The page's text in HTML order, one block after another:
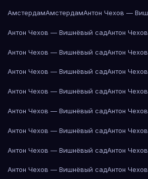
АмстердамАмстердамАнтон Чехов —
Антон Чехов — Вишнёвый садАнтон
Антон Чехов — Вишнёвый садАнтон
Антон Чехов — Вишнёвый садАнтон
Антон Чехов — Вишнёвый садАнтон
Антон Чехов — Вишнёвый садАнтон
Антон Чехов — Вишнёвый садАнтон
Антон Чехов — Вишнёвый садАнтон
Антон Чехов — Вишнёвый садАнтон